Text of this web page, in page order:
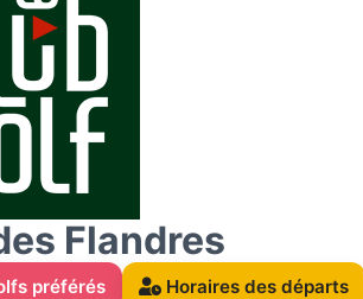
Flandres
préférés Horaires des départs